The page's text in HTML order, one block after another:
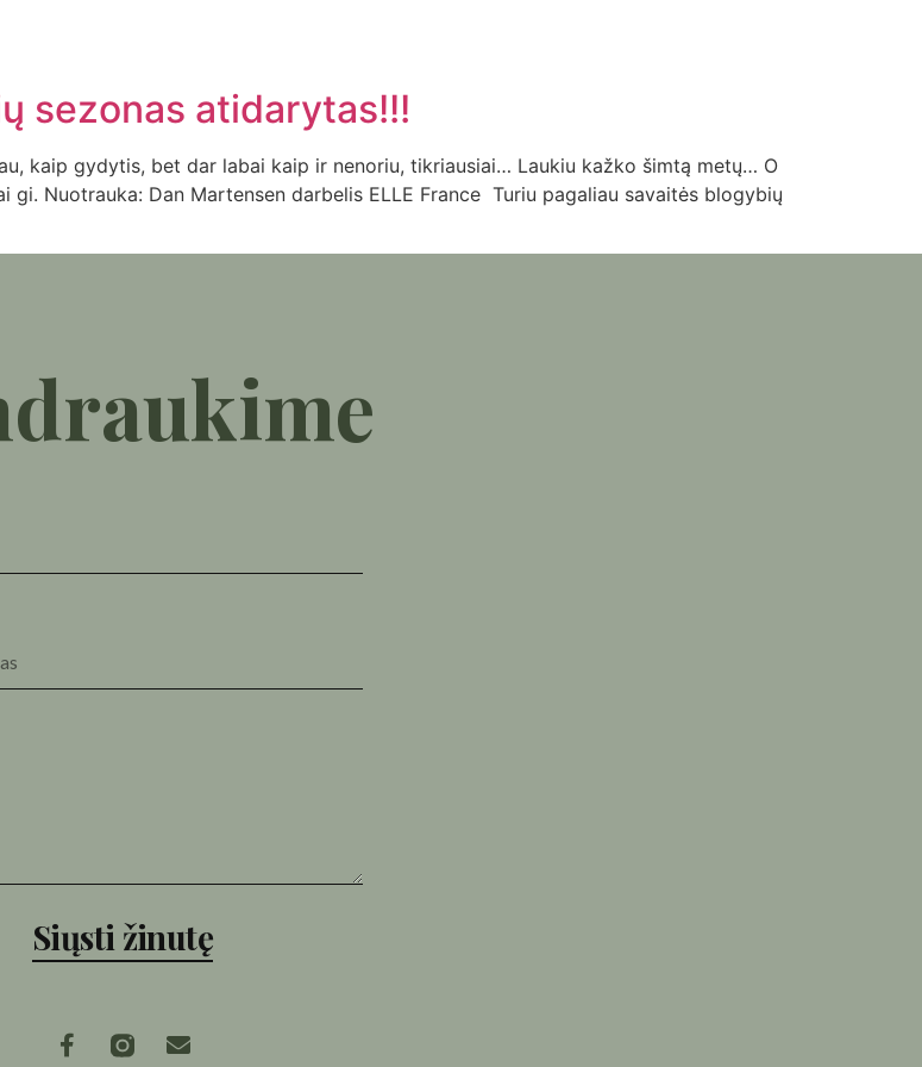
sezonas atidarytas!!!
kaip gydytis, bet dar labai kaip ir nenoriu, tikriausiai… Laukiu kažko šimtą metų… O
Nuotrauka: Dan Martensen darbelis ELLE France Turiu pagaliau savaitės blogybių
Siųsti žinutę